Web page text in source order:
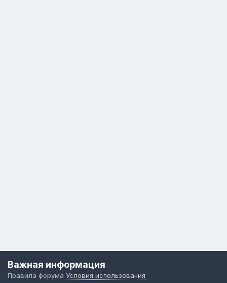
Важная информация
Правила форума Условия использования